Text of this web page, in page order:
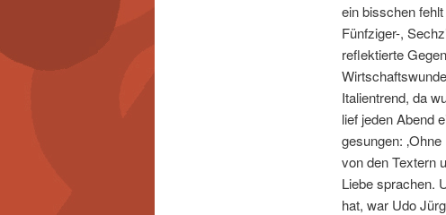
ein bisschen
Fünfziger-,
reflektierte
Italientrend, da
lief jeden Abend
gesungen:
von den Textern
Liebe sprachen.
hat, war Udo